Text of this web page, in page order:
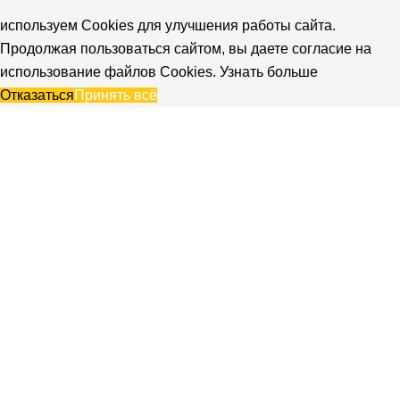
используем Cookies для улучшения работы сайта.
Продолжая пользоваться сайтом, вы даете согласие на
использование файлов Cookies. Узнать больше
ОтказатьсяПринять всё